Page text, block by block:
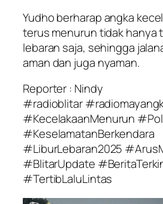
Yudho berharap angka
terus menurun tidak hanya
lebaran saja, sehingga
aman dan juga nyaman.
Reporter : Nindy
#radioblitar
#KecelakaanMenurun
#KeselamatanBerkendara
#LiburLebaran2025
#BlitarUpdate
#TertibLaluLintas